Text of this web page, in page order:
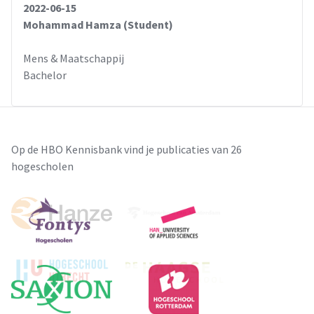
allemaal zijn ze even succesvol. Projecten die goed
aansluiten bij de behoeften van de
Intercultureel Theehuis in
Utrecht, het project Communities in Beweging, en diverse
Veel vluchtelingen zijn aangesloten bij zelforganisaties.
Nederland ) is het overkoepelend orgaan die maar liefst
meer dan 400 organisaties
vertegenwoordigd. Dit geeft aan dat contact met de eigen
groep van groot belang is voor
de vluchtelingen. De zelforganisaties timmeren hard aan de
"participatie weg" voor hun
leden.
Deskundigheid
Voor het adequaat ondersteunen van de doelgroep bij de
opbouw van een sociaal
netwerk is deskundigheid nodig. Kennis van interculturele
2022-06-15
Mohammad Hamza (Student)
Mens & Maatschappij
Bachelor
Op de HBO Kennisbank vind je publicaties van 26
hogescholen